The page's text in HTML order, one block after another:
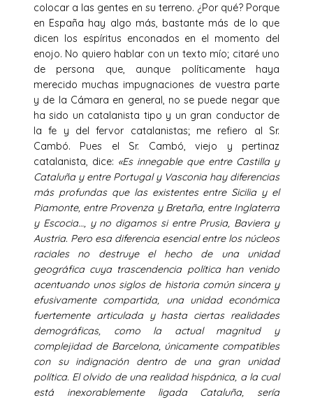
colocar a las gentes en su terreno. ¿Por qué? Porque
en España hay algo más, bastante más de lo que
dicen los espíritus enconados en el momento del
enojo. No quiero hablar con un texto mío; citaré uno
de persona que, aunque políticamente haya
merecido muchas impugnaciones de vuestra parte
y de la Cámara en general, no se puede negar que
ha sido un catalanista tipo y un gran conductor de
la fe y del fervor catalanistas; me refiero al Sr.
Cambó. Pues el Sr. Cambó, viejo y pertinaz
catalanista, dice: «Es innegable que entre Castilla y
Cataluña y entre Portugal y Vasconia hay diferencias
más profundas que las existentes entre Sicilia y el
Piamonte, entre Provenza y Bretaña, entre Inglaterra
y Escocia…, y no digamos si entre Prusia, Baviera y
Austria. Pero esa diferencia esencial entre los núcleos
raciales no destruye el hecho de una unidad
geográfica cuya trascendencia política han venido
acentuando unos siglos de historia común sincera y
efusivamente compartida, una unidad económica
fuertemente articulada y hasta ciertas realidades
demográficas, como la actual magnitud y
complejidad de Barcelona, únicamente compatibles
con su indignación dentro de una gran unidad
política. El olvido de una realidad hispánica, a la cual
está inexorablemente ligada Cataluña, sería